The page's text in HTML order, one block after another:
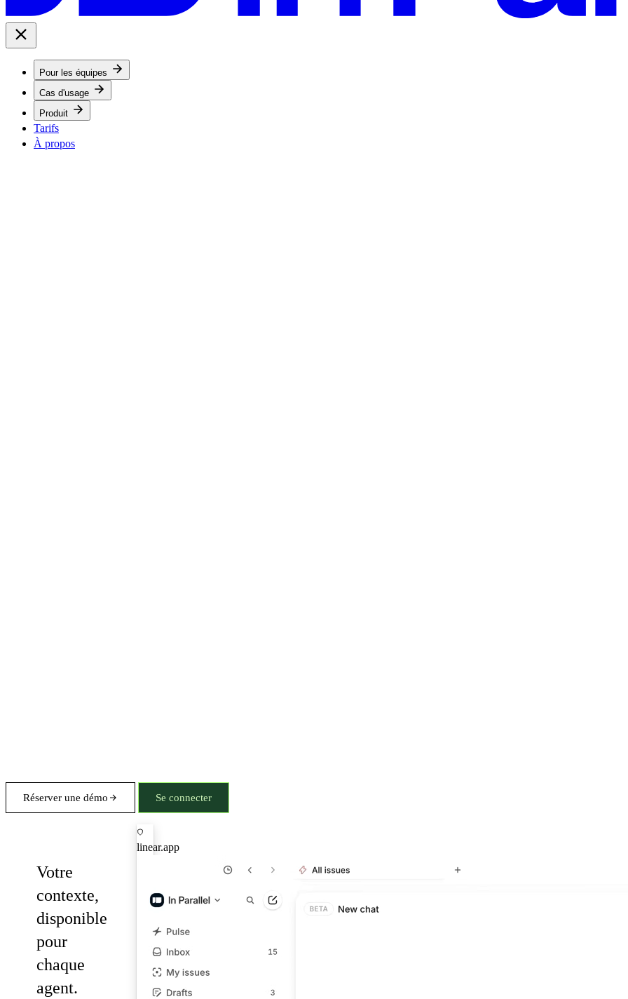
Pour les équipes
Cas d'usage
Produit
Tarifs
À propos
Réserver une démo Se connecter
Votre
contexte,
disponible
pour
chaque
agent.
linear.app